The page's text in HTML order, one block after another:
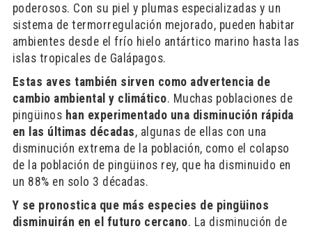
poderosos. Con su piel y plumas especializadas y un
sistema de termorregulación mejorado, pueden habitar
ambientes desde el frío hielo antártico marino hasta las
islas tropicales de Galápagos.
Estas aves también sirven como advertencia de
cambio ambiental y climático. Muchas poblaciones de
pingüinos han experimentado una disminución rápida
en las últimas décadas, algunas de ellas con una
disminución extrema de la población, como el colapso
de la población de pingüinos rey, que ha disminuido en
un 88% en solo 3 décadas.
Y se pronostica que más especies de pingüinos
disminuirán en el futuro cercano. La disminución de